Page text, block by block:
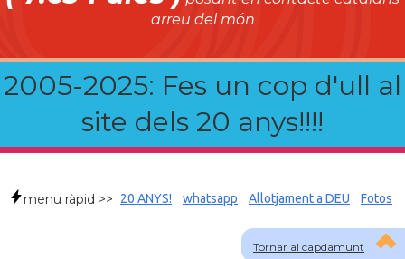
arreu del món
2005-2025: Fes un cop d'ull al
site dels 20 anys!!!!
Tornar al capdamunt
menu ràpid >> 20 ANYS! whatsapp Allotjament a DEU Fotos